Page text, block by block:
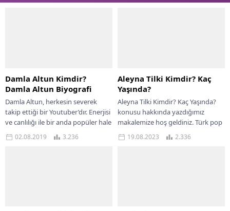
Damla Altun Kimdir?
Damla Altun Biyografi
Damla Altun, herkesin severek
takip ettiği bir Youtuber’dır. Enerjisi
ve canlılığı ile bir anda popüler hale
gelen güzel vlogger, güzellik,...
02.08.2019 3.236
Aleyna Tilki Kimdir? Kaç
Yaşında?
Aleyna Tilki Kimdir? Kaç Yaşında?
konusu hakkında yazdığımız
makalemize hoş geldiniz. Türk pop
müziği sahnesinin genç ve enerjik
ismi Aleyna...
19.08.2023 2.336